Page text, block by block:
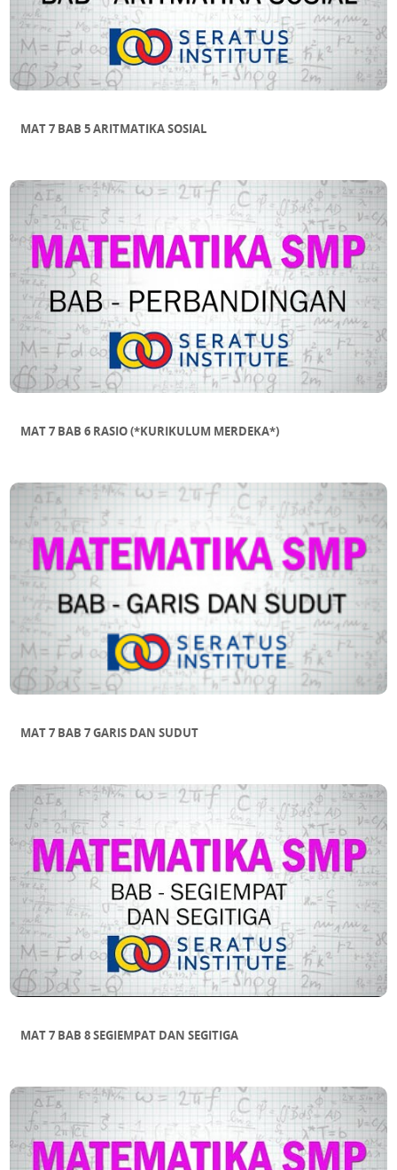
MAT 7 BAB 5 ARITMATIKA SOSIAL
MAT 7 BAB 6 RASIO (*KURIKULUM MERDEKA*)
MAT 7 BAB 7 GARIS DAN SUDUT
MAT 7 BAB 8 SEGIEMPAT DAN SEGITIGA